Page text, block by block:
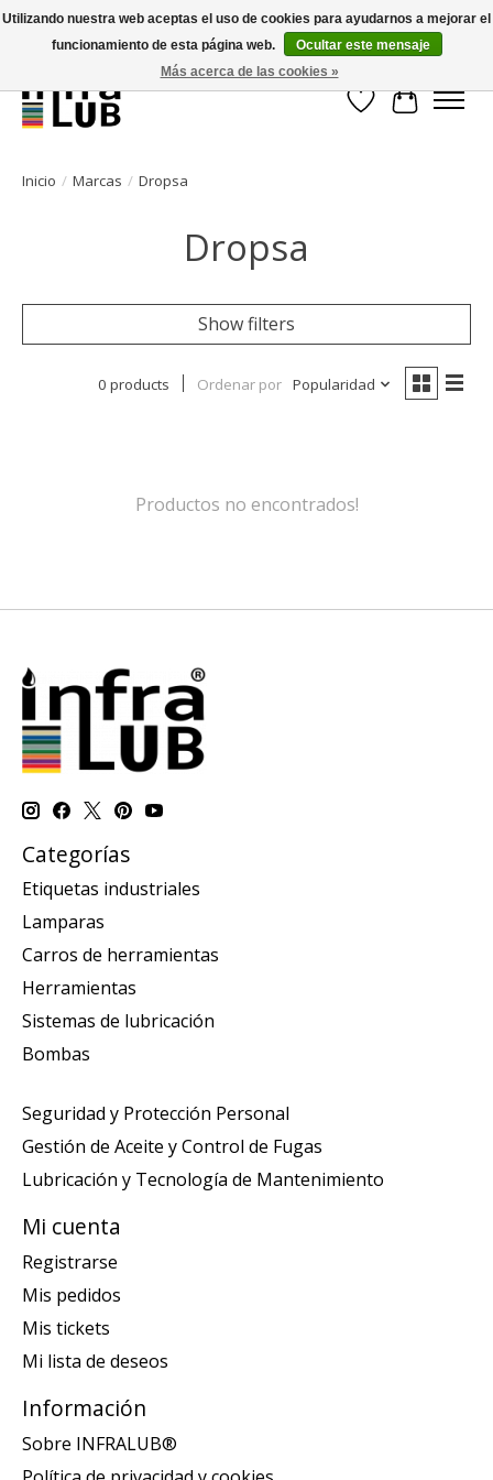
Minder stilstand, meer rendement!
Lista de deseos
Cesta
Inicio / Marcas / Dropsa
Dropsa
Show filters
0 products Ordenar por Popularidad
Productos no encontrados!
Categorías
Etiquetas industriales
Lamparas
Carros de herramientas
Herramientas
Sistemas de lubricación
Bombas
Seguridad y Protección Personal
Gestión de Aceite y Control de Fugas
Lubricación y Tecnología de Mantenimiento
Mi cuenta
Registrarse
Mis pedidos
Mis tickets
Mi lista de deseos
Información
Sobre INFRALUB®
Utilizando nuestra web aceptas el uso de cookies para ayudarnos a mejorar el
funcionamiento de esta página web.
Ocultar este mensaje
Más acerca de las cookies »